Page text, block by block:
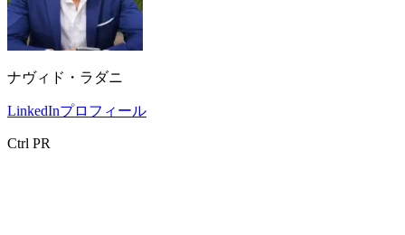
ナヴィド・ラダニ
LinkedInプロフィール
Ctrl PR